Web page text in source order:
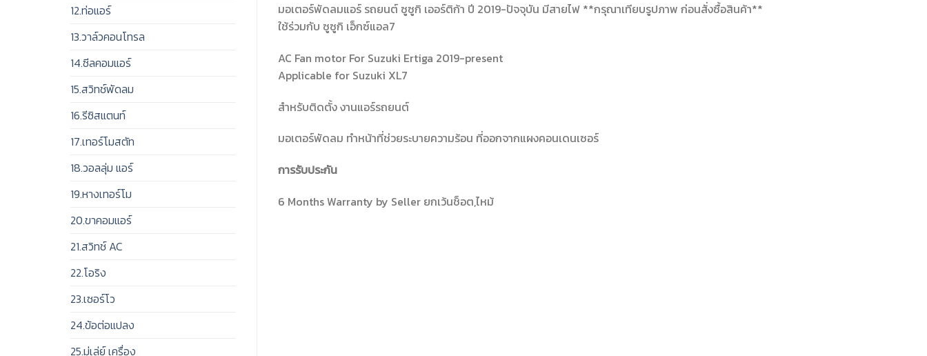
12.ท่อแอร์
13.วาล์วคอนโทรล
14.ซีลคอมแอร์
15.สวิทช์พัดลม
16.รีซิสแตนท์
17.เทอร์โมสตัท
18.วอลลุ่ม แอร์
19.หางเทอร์โม
20.ขาคอมแอร์
21.สวิทช์ AC
22.โอริง
23.เซอร์โว
24.ข้อต่อแปลง
25.มู่เล่ย์ เครื่อง
มอเตอร์พัดลมแอร์ รถยนต์ ซูซูกิ เออร์ติก้า ปี 2019-ปัจจุบัน มีสายไฟ **กรุณาเทียบรูปภาพ ก่อนสั่งซื้อสินค้า**
ใช้ร่วมกับ ซูซูกิ เอ็กซ์แอล7
AC Fan motor For Suzuki Ertiga 2019-present
Applicable for Suzuki XL7
สำหรับติดตั้ง งานแอร์รถยนต์
มอเตอร์พัดลม ทำหน้าที่ช่วยระบายความร้อน ที่ออกจากแผงคอนเดนเซอร์
การรับประกัน
6 Months Warranty by Seller ยกเว้นช็อต,ไหม้